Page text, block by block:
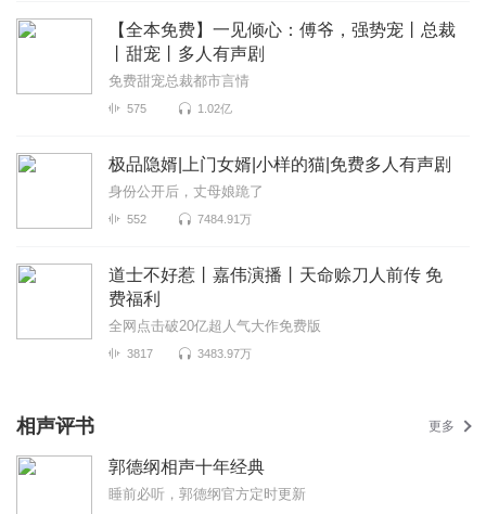
【全本免费】一见倾心：傅爷，强势宠丨总裁
丨甜宠丨多人有声剧
免费甜宠总裁都市言情
575 1.02亿
极品隐婿|上门女婿|小样的猫|免费多人有声剧
身份公开后，丈母娘跪了
552 7484.91万
道士不好惹丨嘉伟演播丨天命赊刀人前传 免
费福利
全网点击破20亿超人气大作免费版
3817 3483.97万
相声评书 更多
郭德纲相声十年经典
睡前必听，郭德纲官方定时更新